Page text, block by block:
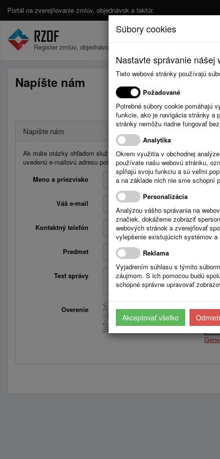
Portál na zverejňovanie zmlúv, objednávok a faktúr.
Register zmlúv, objednávok a faktúr.
Napíšte nám
Napíšte nám
Ak máte otázky ohľadom služieb Registra zmlúv, faktúr a
uvedenú e-mailovú adresu počas pracovných dní od 08:00 do 16:00
Meno a priezvisko
Váš e-mail
Kontaktný telefón
Predmet
Text správy
Overenie
Súbory cookies
Nastavte správanie
Tieto webové stránky používajú
Požadované
Potrebné súbory cookie pomáhajú
funkcie, ako je navigácia stránky a
stránky nemôžu riadne fungovať
Analytika
Okrem využitia v obchodnej
používate našu webovú stránku,
spĺňajú svoju funkciu a sú veľmi
a na základe nich nie sme schopní
Personalizácia
Analýzou vášho správania na
značiek, dokážeme zobraziť
webových stránok a zverejňovať
vylepšenie existujúcich systémov
Reklama
Vyjadrením súhlasu s týmito
záujmom. S ich pomocou budú
schopné správne upravovať
Akceptovať všetko